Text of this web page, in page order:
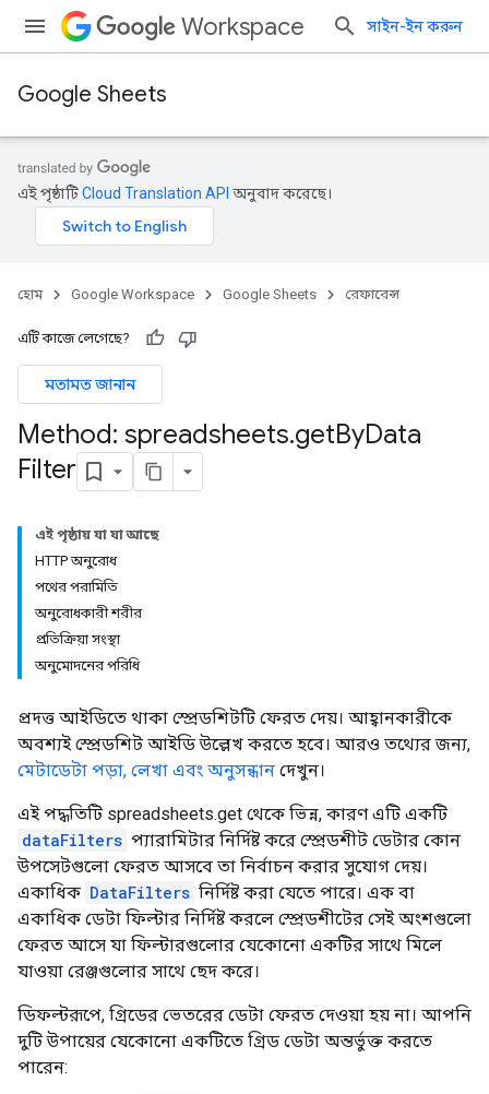
Workspace সাইন-ইন করুন
Google Sheets
এই পৃষ্ঠাটিCloud Translation API অনুবাদ করেছে।
হোম Google Workspace Google Sheets রেফারেন্স
এটি কাজে লেগেছে?
মতামত জানান
Method: spreadsheets.getByData
Filter
এই পৃষ্ঠায় যা যা আছে
HTTP অনুরোধ
পথের পরামিতি
অনুরোধকারী শরীর
প্রতিক্রিয়া সংস্থা
অনুমোদনের পরিধি
প্রদত্ত আইডিতে থাকা স্প্রেডশিটটি ফেরত দেয়। আহ্বানকারীকে
অবশ্যই স্প্রেডশিট আইডি উল্লেখ করতে হবে। আরও তথ্যের জন্য,
মেটাডেটা পড়া, লেখা এবং অনুসন্ধান দেখুন।
এই পদ্ধতিটি spreadsheets.get থেকে ভিন্ন, কারণ এটি একটি
dataFilters প্যারামিটার নির্দিষ্ট করে স্প্রেডশীট ডেটার কোন
উপসেটগুলো ফেরত আসবে তা নির্বাচন করার সুযোগ দেয়।
একাধিক DataFilters নির্দিষ্ট করা যেতে পারে। এক বা
একাধিক ডেটা ফিল্টার নির্দিষ্ট করলে স্প্রেডশীটের সেই অংশগুলো
ফেরত আসে যা ফিল্টারগুলোর যেকোনো একটির সাথে মিলে
যাওয়া রেঞ্জগুলোর সাথে ছেদ করে।
ডিফল্টরূপে, গ্রিডের ভেতরের ডেটা ফেরত দেওয়া হয় না। আপনি
দুটি উপায়ের যেকোনো একটিতে গ্রিড ডেটা অন্তর্ভুক্ত করতে
পারেন: